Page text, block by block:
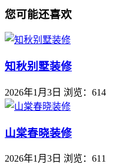
您可能还喜欢
知秋别墅装修
2026年1月3日 浏览：614
山棠春晓装修
2026年1月3日 浏览：611